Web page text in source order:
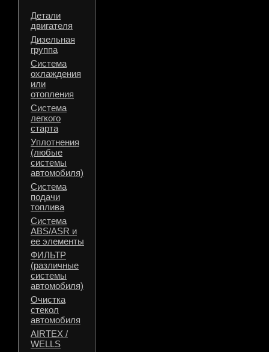
Детали
двигателя
Дизельная
группа
Система
охлаждения
или
отопления
Система
легкого
старта
Уплотнения
(любые
системы
автомобиля)
Система
подачи
топлива
Система
ABS/ASR и
ее элементы
ФИЛЬТР
(различные
системы
автомобиля)
Очистка
стекол
автомобиля
AIRTEX /
WELLS